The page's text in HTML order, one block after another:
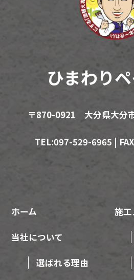
ひまわり
〒870-0921 大分県大分
TEL:097-529-6965 |
ホーム
当社について
選ばれる理由
施工